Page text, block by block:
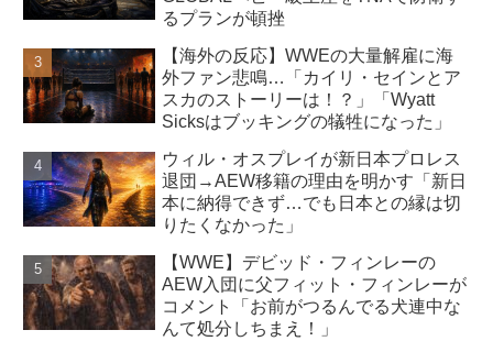
るプランが頓挫
【海外の反応】WWEの大量解雇に海
外ファン悲鳴…「カイリ・セインとア
スカのストーリーは！？」「Wyatt
Sicksはブッキングの犠牲になった」
ウィル・オスプレイが新日本プロレス
退団→AEW移籍の理由を明かす「新日
本に納得できず…でも日本との縁は切
りたくなかった」
【WWE】デビッド・フィンレーの
AEW入団に父フィット・フィンレーが
コメント「お前がつるんでる犬連中な
んて処分しちまえ！」